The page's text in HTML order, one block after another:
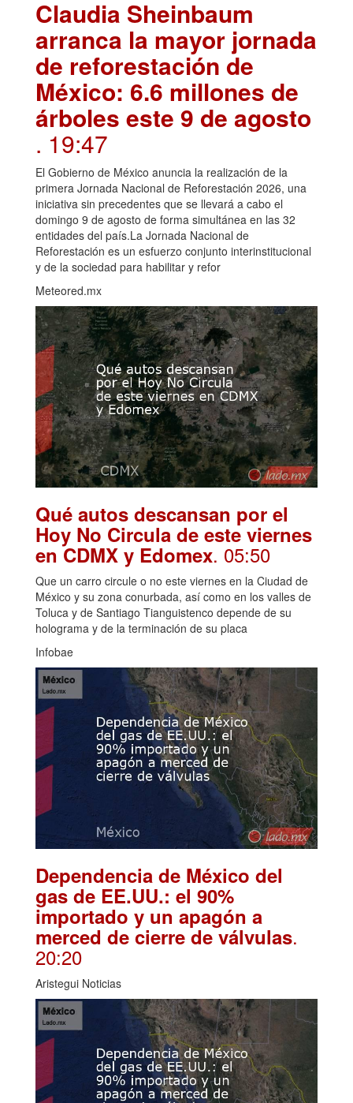
Claudia Sheinbaum
arranca la mayor jornada
de reforestación de
México: 6.6 millones de
árboles este 9 de agosto
. 19:47
El Gobierno de México anuncia la realización de la
primera Jornada Nacional de Reforestación 2026, una
iniciativa sin precedentes que se llevará a cabo el
domingo 9 de agosto de forma simultánea en las 32
entidades del país.La Jornada Nacional de
Reforestación es un esfuerzo conjunto interinstitucional
y de la sociedad para habilitar y refor
Meteored.mx
Qué autos descansan por el
Hoy No Circula de este viernes
en CDMX y Edomex. 05:50
Que un carro circule o no este viernes en la Ciudad de
México y su zona conurbada, así como en los valles de
Toluca y de Santiago Tianguistenco depende de su
holograma y de la terminación de su placa
Infobae
Dependencia de México del
gas de EE.UU.: el 90%
importado y un apagón a
merced de cierre de válvulas.
20:20
Aristegui Noticias